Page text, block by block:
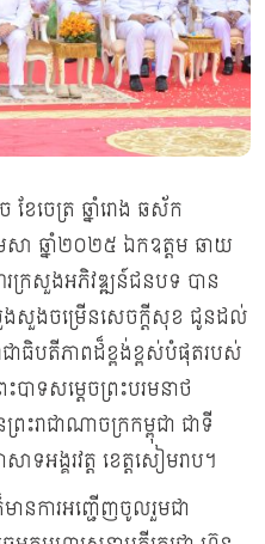
ខែចេត្រ ឆ្នាំរោង ឆស័ក
ា ឆ្នាំ២០២៥ ឯកឧត្តម ឆាយ
រក្រសួងអភិវឌ្ឍន៍ជនបទ បាន
ងសួងចម្រើនសេចក្តីសុខ ជូនដល់
ជាធិបតីភាពដ៏ខ្ពង់ខ្ពស់បំផុតរបស់
បាទសម្តេចព្រះបរមនាថ
ះរាជាណាចក្រកម្ពុជា ជាទី
ទអង្គរវត្ត ខេត្តសៀមរាប។
ានការអញ្ជើញចូលរួមជា